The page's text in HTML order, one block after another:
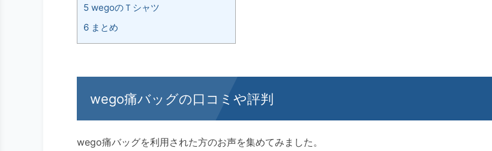
5wegoのＴシャツ
6まとめ
wego痛バッグの口コミや評判
wego痛バッグを利用された方のお声を集めてみました。